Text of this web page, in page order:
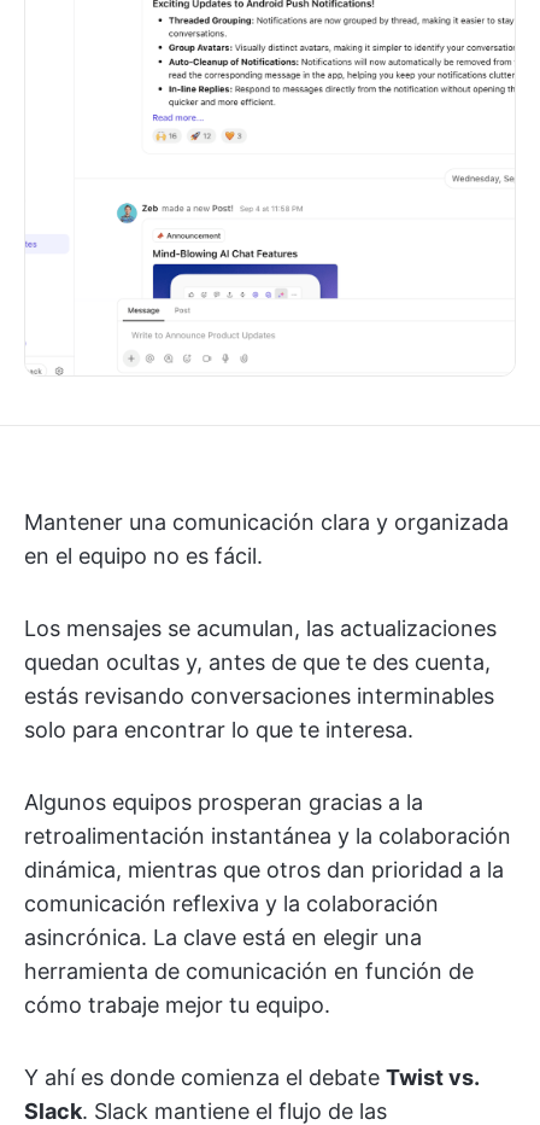
Mantener una comunicación clara y organizada
en el equipo no es fácil.
Los mensajes se acumulan, las actualizaciones
quedan ocultas y, antes de que te des cuenta,
estás revisando conversaciones interminables
solo para encontrar lo que te interesa.
Algunos equipos prosperan gracias a la
retroalimentación instantánea y la colaboración
dinámica, mientras que otros dan prioridad a la
comunicación reflexiva y la colaboración
asincrónica. La clave está en elegir una
herramienta de comunicación en función de
cómo trabaje mejor tu equipo.
Y ahí es donde comienza el debate Twist vs.
Slack. Slack mantiene el flujo de las